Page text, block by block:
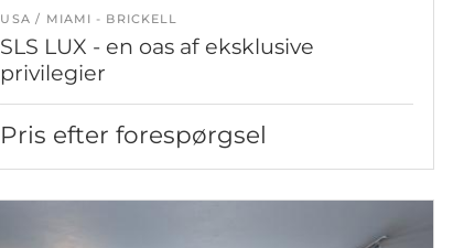
USA MIAMI - BRICKELL
SLS LUX - en oas af eksklusive
privilegier
Pris efter forespørgsel